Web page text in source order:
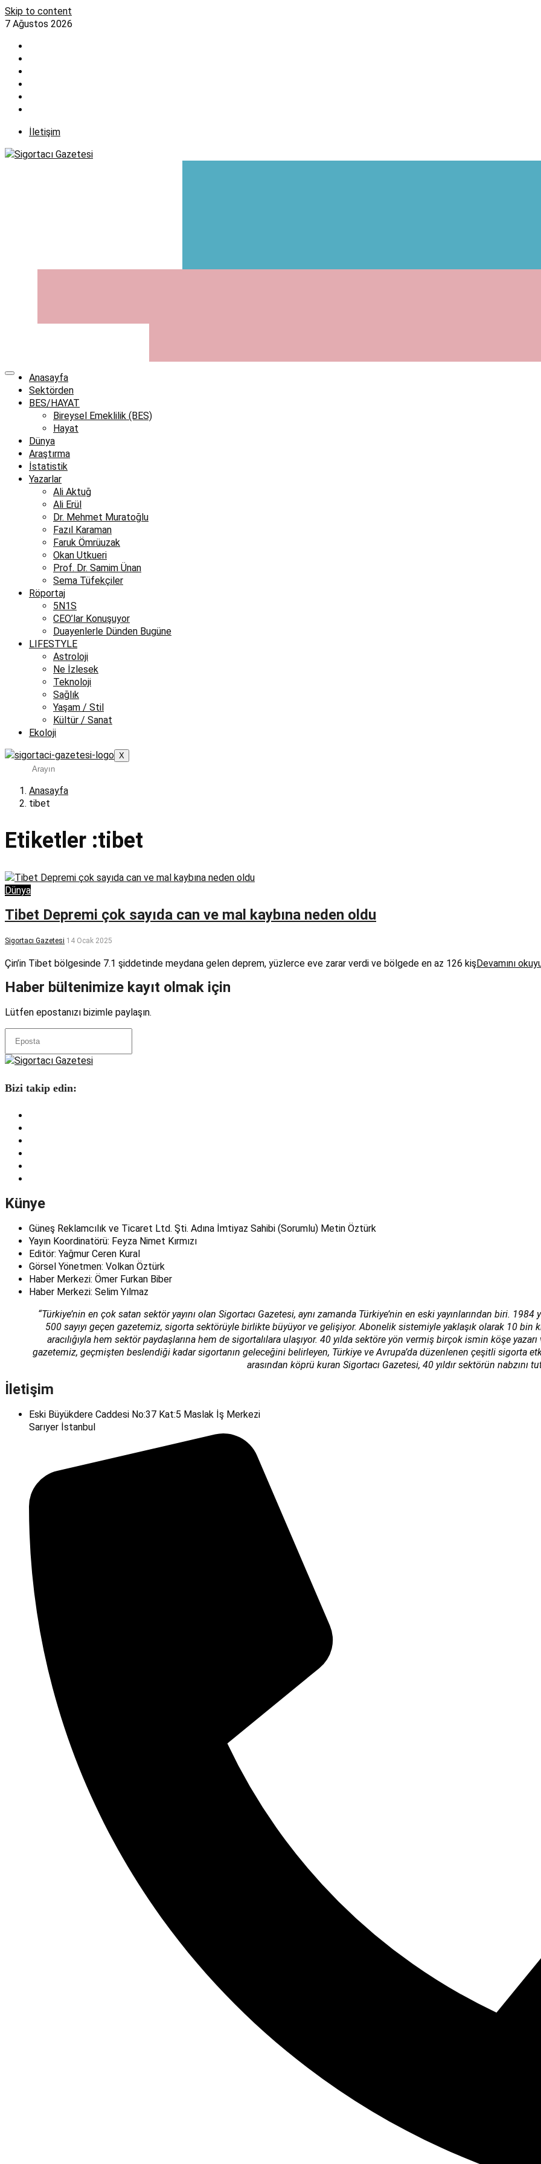
Skip to content
7 Ağustos 2026
İletişim
Anasayfa
Sektörden
BES/HAYAT
Bireysel Emeklilik (BES)
Hayat
Dünya
Araştırma
İstatistik
Yazarlar
Ali Aktuğ
Ali Erül
Dr. Mehmet Muratoğlu
Fazıl Karaman
Faruk Ömrüuzak
Okan Utkueri
Prof. Dr. Samim Ünan
Sema Tüfekçiler
Röportaj
5N1S
CEO’lar Konuşuyor
Duayenlerle Dünden Bugüne
LIFESTYLE
Astroloji
Ne İzlesek
Teknoloji
Sağlık
Yaşam / Stil
Kültür / Sanat
Ekoloji
X
Anasayfa
tibet
Etiketler :tibet
Dünya
Tibet Depremi çok sayıda can ve mal kaybına neden oldu
Sigortacı Gazetesi 14 Ocak 2025
Çin’in Tibet bölgesinde 7.1 şiddetinde meydana gelen deprem, yüzlerce eve zarar verdi ve bölgede en az 126 kişDevamını
Haber bültenimize kayıt olmak için
Lütfen epostanızı bizimle paylaşın.
Bizi takip edin:
Künye
Güneş Reklamcılık ve Ticaret Ltd. Şti. Adına İmtiyaz Sahibi (Sorumlu) Metin Öztürk
Yayın Koordinatörü: Feyza Nimet Kırmızı
Editör: Yağmur Ceren Kural
Görsel Yönetmen: Volkan Öztürk
Haber Merkezi: Ömer Furkan Biber
Haber Merkezi: Selim Yılmaz
“Türkiye’nin en çok satan sektör yayını olan Sigortacı Gazetesi, aynı zamanda Türkiye’nin en eski yayınlarından biri. 1984
500 sayıyı geçen gazetemiz, sigorta sektörüyle birlikte büyüyor ve gelişiyor. Abonelik sistemiyle yaklaşık olarak 10 bin
aracılığıyla hem sektör paydaşlarına hem de sigortalılara ulaşıyor. 40 yılda sektöre yön vermiş birçok ismin köşe
gazetemiz, geçmişten beslendiği kadar sigortanın geleceğini belirleyen, Türkiye ve Avrupa’da düzenlenen çeşitli sigorta
arasından köprü kuran Sigortacı Gazetesi, 40 yıldır sektörün nabzını
İletişim
Eski Büyükdere Caddesi No:37 Kat:5 Maslak İş Merkezi
Sarıyer İstanbul